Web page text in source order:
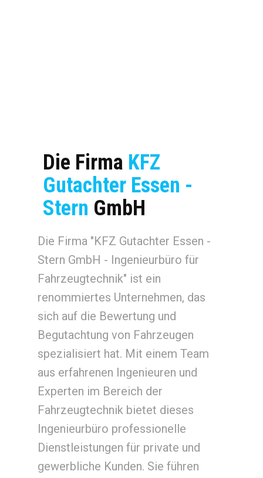
Die Firma KFZ
Gutachter Essen -
Stern GmbH
Die Firma "KFZ Gutachter Essen -
Stern GmbH - Ingenieurbüro für
Fahrzeugtechnik" ist ein
renommiertes Unternehmen, das
sich auf die Bewertung und
Begutachtung von Fahrzeugen
spezialisiert hat. Mit einem Team
aus erfahrenen Ingenieuren und
Experten im Bereich der
Fahrzeugtechnik bietet dieses
Ingenieurbüro professionelle
Dienstleistungen für private und
gewerbliche Kunden. Sie führen